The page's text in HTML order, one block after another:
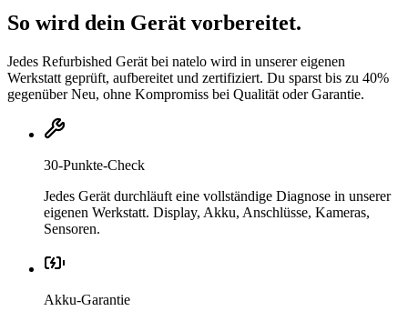
So wird dein Gerät vorbereitet.
Jedes Refurbished Gerät bei natelo wird in unserer eigenen
Werkstatt geprüft, aufbereitet und zertifiziert. Du sparst bis zu 40%
gegenüber Neu, ohne Kompromiss bei Qualität oder Garantie.
30-Punkte-Check
Jedes Gerät durchläuft eine vollständige Diagnose in unserer
eigenen Werkstatt. Display, Akku, Anschlüsse, Kameras,
Sensoren.
Akku-Garantie